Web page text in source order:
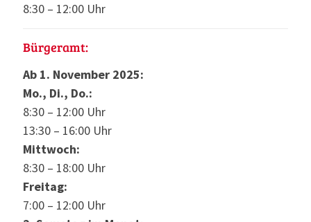
8:30 – 12:00 Uhr
Bürgeramt:
Ab 1. November 2025:
Mo., Di., Do.:
8:30 – 12:00 Uhr
13:30 – 16:00 Uhr
Mittwoch:
8:30 – 18:00 Uhr
Freitag:
7:00 – 12:00 Uhr